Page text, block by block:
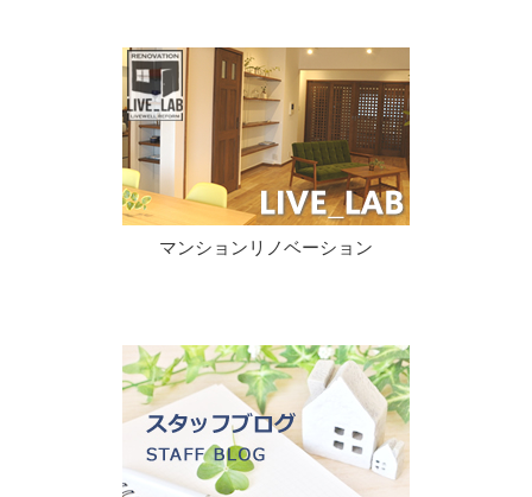
マンションリノベーション